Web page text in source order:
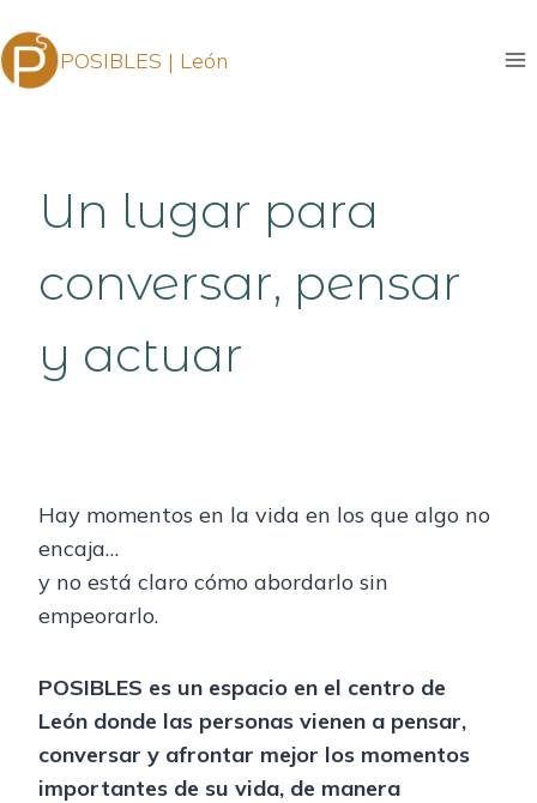
al
contenido
POSIBLES | León
Un lugar para
conversar, pensar
y actuar
Hay momentos en la vida en los que algo no
encaja…
y no está claro cómo abordarlo sin
empeorarlo.
POSIBLES es un espacio en el centro de
León donde las personas vienen a pensar,
conversar y afrontar mejor los momentos
importantes de su vida, de manera